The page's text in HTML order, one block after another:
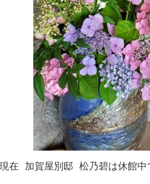
在 加賀屋別邸 松乃碧は休館中